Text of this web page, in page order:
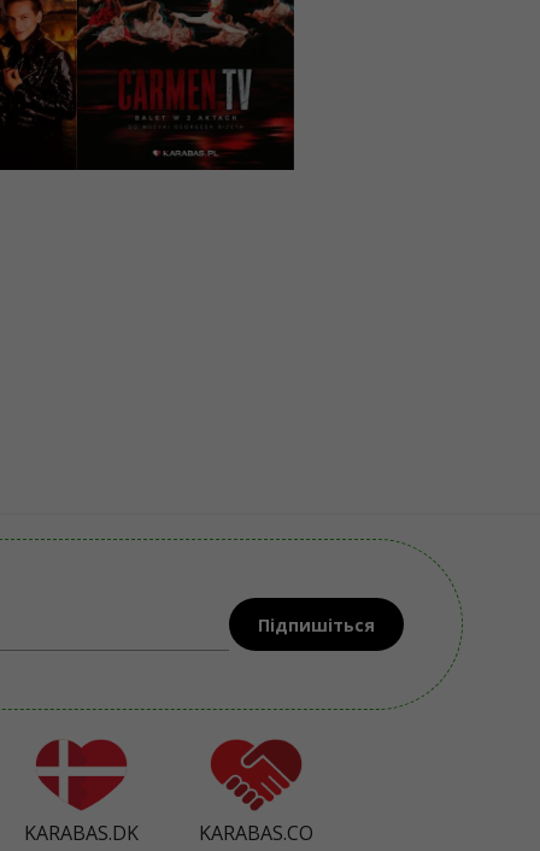
Kraków, ICE Kraków
Congress Centre - Sala
159 - 299 PLN
КУПИТИ
Підпишіться
KARABAS.DK KARABAS.CO